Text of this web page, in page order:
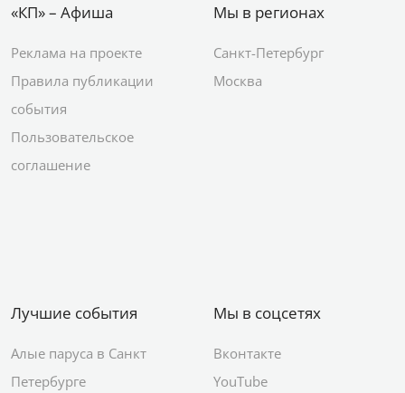
«КП» – Афиша
Реклама на проекте
Правила публикации
события
Пользовательское
соглашение
Мы в регионах
Санкт-Петербург
Москва
Лучшие события
Алые паруса в Санкт
Петербурге
Мы в соцсетях
Вконтакте
YouTube